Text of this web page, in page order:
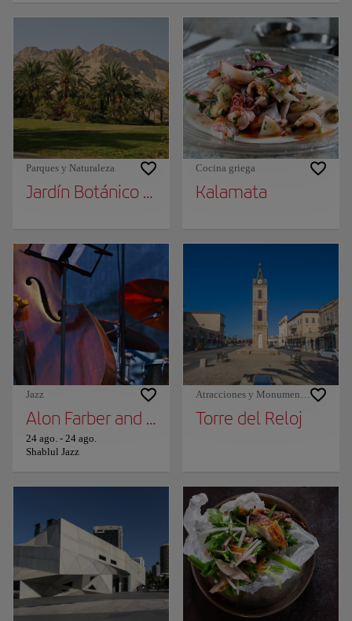
Parques y Naturaleza
Jardín Botánico Ein Gedi
Cocina griega
Kalamata
Jazz
Alon Farber and Avishai Cohen (trompette)
24 ago. - 24 ago.
Shablul Jazz
Atracciones y Monumentos
Torre del Reloj